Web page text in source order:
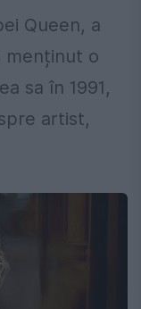
Queen, a
menținut o
sa în 1991,
artist,